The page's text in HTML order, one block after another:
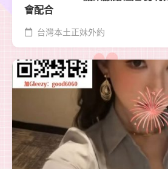
會配合
台灣本土正妹外約